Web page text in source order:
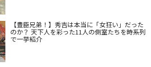
【豊臣兄弟！】秀吉は本当に「女狂い」だった
のか？ 天下人を彩った11人の側室たちを時系列
で一挙紹介